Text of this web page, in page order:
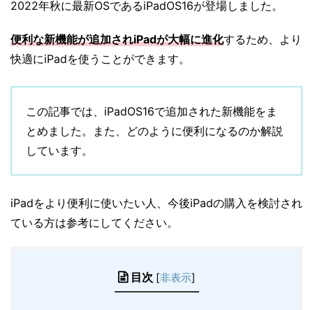
2022年秋に最新OSであるiPadOS16が登場しました。
便利な新機能が追加されiPadが大幅に進化するため、より
快適にiPadを使うことができます。
この記事では、iPadOS16で追加された新機能をま
とめました。また、どのように便利になるのか解説
しています。
iPadをより便利に使いたい人、今後iPadの購入を検討され
ている方は参考にしてください。
目次 [非表示]